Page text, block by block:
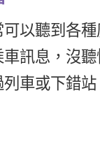
以聽到各
訊息，沒
車或下錯